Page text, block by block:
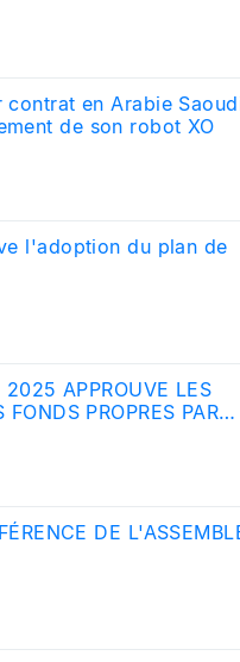
contrat en Arabie
de son robot XO
l'adoption du plan de
2025 APPROUVE LES
PROPRES PAR
DE